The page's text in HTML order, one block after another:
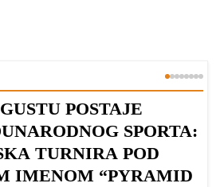
POSTAJE
SPORTA:
TURNIRA POD
IMENOM “PYRAMID